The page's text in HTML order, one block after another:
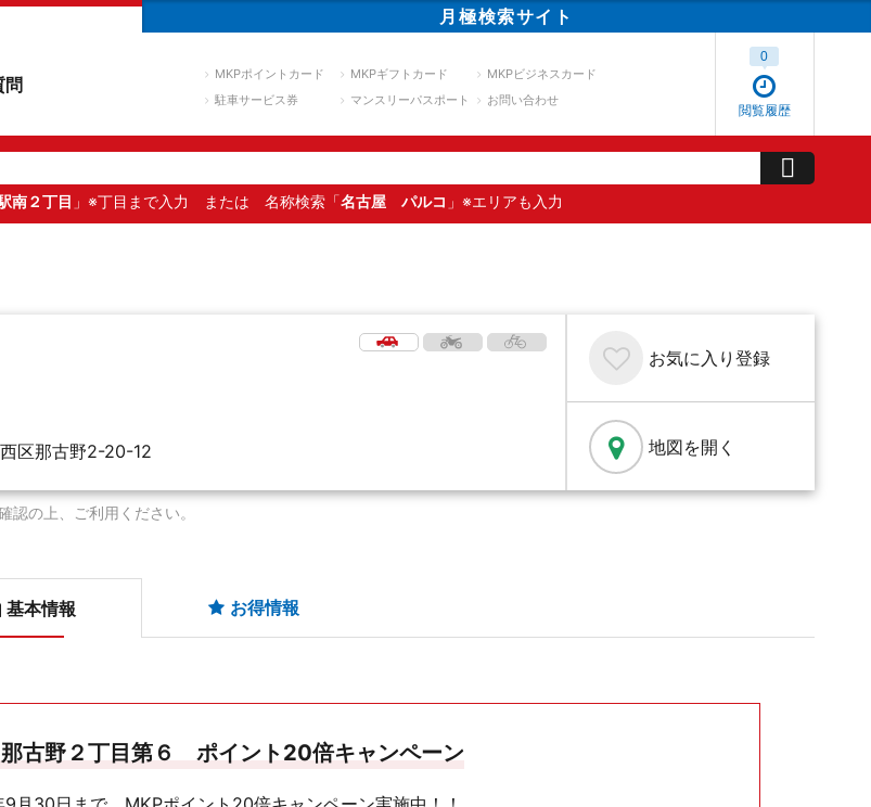
月極検索サイト
問 MKPポイントカード MKPギフトカード
MKPビジネスカード
駐車サービス券
マンスリーパスポート お問い合わせ
閲覧履歴
0
南２丁目 」※丁目まで入力 または 名称検索「名古屋 パルコ 」※エリアも入力
区那古野2-20-12
お気に入り 登録
地図を開く
の上、ご利用ください。
基本情報 お得情報
古野２丁目第６ ポイント20倍キャンペーン